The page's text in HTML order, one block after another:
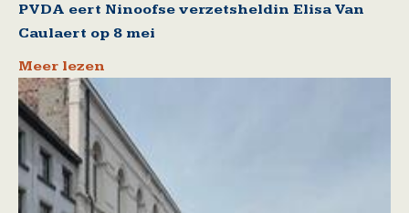
PVDA eert Ninoofse verzetsheldin Elisa Van
Caulaert op 8 mei
Meer lezen